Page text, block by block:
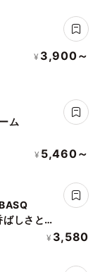
¥ 3,900～
ム
¥ 5,460～
しさとと
¥ 3,580